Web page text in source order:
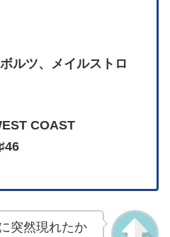
ルツ、メイルストロ
COAST
突然現れたか